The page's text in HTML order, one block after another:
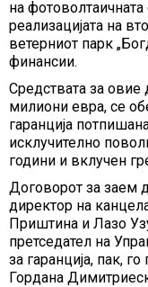
на
реализацијата на
ветерниот парк
финансии.
Средствата за овие
милиони евра, се
гаранција
исклучително
години и вклучен
Договорот за заем
директор на
Приштина и Лазо
претседател на
за гаранција, пак,
Гордана